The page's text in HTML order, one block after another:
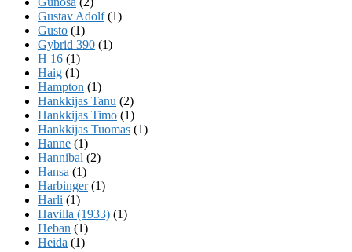
Gustav Adolf(1)
Gusto (1)
Gybrid 390 (1)
H 16 (1)
Haig (1)
Hampton (1)
Hankkijas Tanu (2)
Hankkijas Timo (1)
Hankkijas Tuomas (1)
Hanne (1)
Hannibal (2)
Hansa (1)
Harbinger(1)
Harli (1)
Havilla (1933) (1)
Heban (1)
Heida (1)